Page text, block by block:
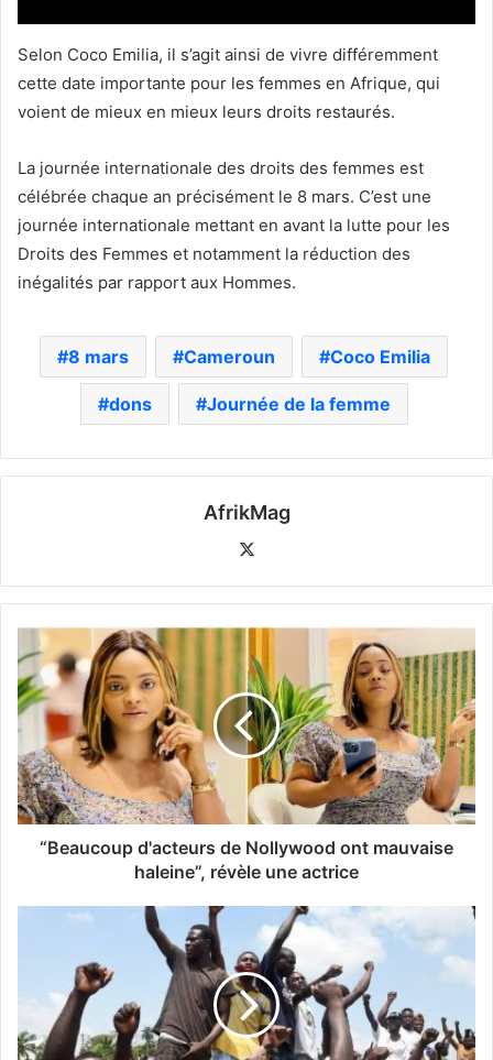
Selon Coco Emilia, il s’agit ainsi de vivre différemment
cette date importante pour les femmes en Afrique, qui
voient de mieux en mieux leurs droits restaurés.
La journée internationale des droits des femmes est
célébrée chaque an précisément le 8 mars. C’est une
journée internationale mettant en avant la lutte pour les
Droits des Femmes et notamment la réduction des
inégalités par rapport aux Hommes.
8 mars Cameroun Coco Emilia
dons Journée de la femme
AfrikMag
“Beaucoup d'acteurs de Nollywood ont mauvaise
haleine”, révèle une actrice